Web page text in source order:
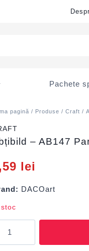
Pachete
pagină / Produse /Craft /
– AB147
lei
DACOart
stoc